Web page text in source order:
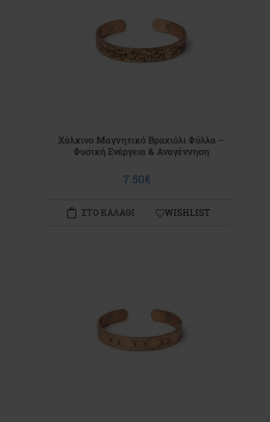
Χάλκινο Μαγνητικό Βραχιόλι Φύλλα –
Φυσική Ενέργεια & Αναγέννηση
7.50€
ΣΤΟ ΚΑΛΑΘΙ WISHLIST